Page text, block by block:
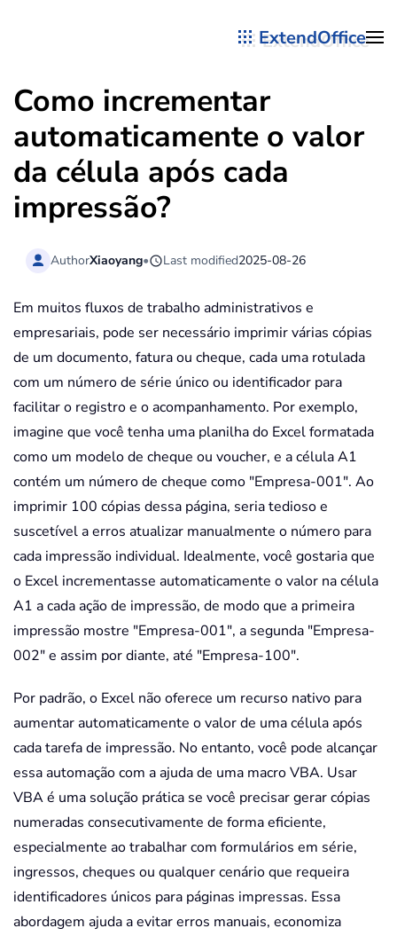
ExtendOffice
Como incrementar
automaticamente o valor
da célula após cada
impressão?
AuthorXiaoyang• Last modified2025-08-26
Em muitos fluxos de trabalho administrativos e
empresariais, pode ser necessário imprimir várias cópias
de um documento, fatura ou cheque, cada uma rotulada
com um número de série único ou identificador para
facilitar o registro e o acompanhamento. Por exemplo,
imagine que você tenha uma planilha do Excel formatada
como um modelo de cheque ou voucher, e a célula A1
contém um número de cheque como "Empresa-001". Ao
imprimir 100 cópias dessa página, seria tedioso e
suscetível a erros atualizar manualmente o número para
cada impressão individual. Idealmente, você gostaria que
o Excel incrementasse automaticamente o valor na célula
A1 a cada ação de impressão, de modo que a primeira
impressão mostre "Empresa-001", a segunda "Empresa-
002" e assim por diante, até "Empresa-100".
Por padrão, o Excel não oferece um recurso nativo para
aumentar automaticamente o valor de uma célula após
cada tarefa de impressão. No entanto, você pode alcançar
essa automação com a ajuda de uma macro VBA. Usar
VBA é uma solução prática se você precisar gerar cópias
numeradas consecutivamente de forma eficiente,
especialmente ao trabalhar com formulários em série,
ingressos, cheques ou qualquer cenário que requeira
identificadores únicos para páginas impressas. Essa
abordagem ajuda a evitar erros manuais, economiza